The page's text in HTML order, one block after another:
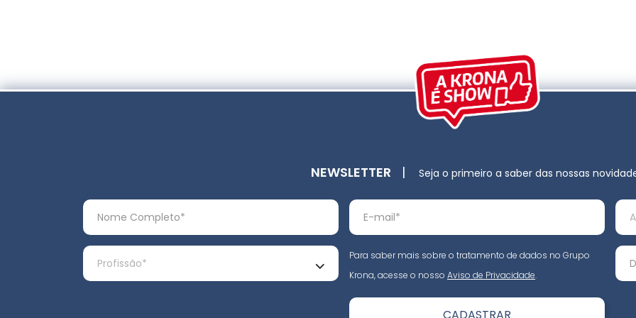
NEWSLETTER | Seja o primeiro a saber das nossas
Para saber mais sobre o tratamento de dados no Grupo
Krona, acesse o nosso Aviso de Privacidade.